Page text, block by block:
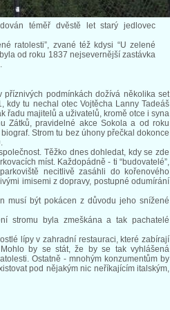
téměř dvěstě let starý jedlovec
ratolesti”, zvané též kdysi “U zelené
od roku 1837 nejsevernější zastávka
podmínkách dožívá několika set
kdy tu nechal otec Vojtěcha Lanny Tadeáš
řadu majitelů a uživatelů, kromě otce i syna
Zátků, pravidelné akce Sokola a od roku
Strom tu bez úhony přečkal dokonce
Těžko dnes dohledat, kdy se zde
míst. Každopádně - ti “budovatelé”,
necitlivě zasáhli do kořenového
imisemi z dopravy, postupné odumírání
musí být pokácen z důvodu jeho snížené
stromu byla zmeškána a tak pachatelé
lípy v zahradní restauraci, které zabírají
by se stát, že by se tak vyhlášená
Ostatně - mnohým konzumentům by
pod nějakým nic neříkajícím italským,